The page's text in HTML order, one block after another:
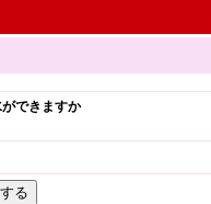
できますか